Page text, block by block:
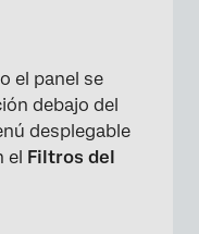
el panel se
debajo del
desplegable
el Filtros del